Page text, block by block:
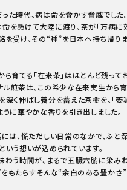
た時代、病は命を脅かす脅威でした
を懸けて大陸に渡り、茶が「万病に
を受け、その“種”を日本へ持ち帰り
育てる「在来茶」はほとんど残って
ル煎茶は、この希少な在来実生から
く伸ばし養分を蓄えた茶樹を、「萎凋
に華やかな香りを引き出しました。
には、慌ただしい日常のなかで、ふと
いう想いが込められています。
わう時間が、まるで五臓六腑に染み
もたらす――そんな“余白のある豊か